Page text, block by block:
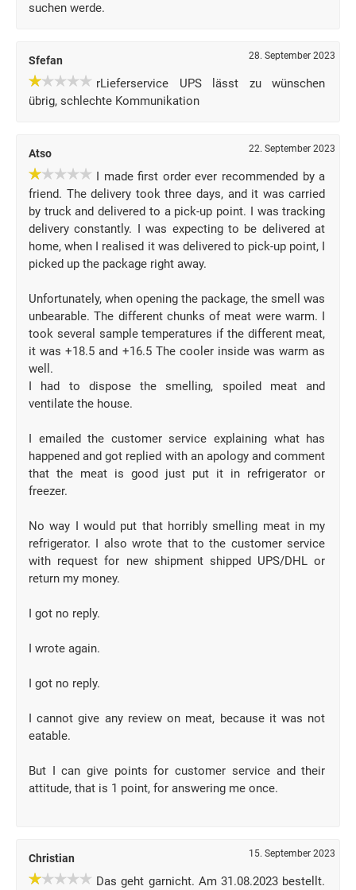
suchen werde.
Sfefan 28. September 2023
rLieferservice UPS lässt zu wünschen
übrig, schlechte Kommunikation
Atso 22. September 2023
I made first order ever recommended by a
friend. The delivery took three days, and it was carried
by truck and delivered to a pick-up point. I was tracking
delivery constantly. I was expecting to be delivered at
home, when I realised it was delivered to pick-up point, I
picked up the package right away.
Unfortunately, when opening the package, the smell was
unbearable. The different chunks of meat were warm. I
took several sample temperatures if the different meat,
it was +18.5 and +16.5 The cooler inside was warm as
well.
I had to dispose the smelling, spoiled meat and
ventilate the house.
I emailed the customer service explaining what has
happened and got replied with an apology and comment
that the meat is good just put it in refrigerator or
freezer.
No way I would put that horribly smelling meat in my
refrigerator. I also wrote that to the customer service
with request for new shipment shipped UPS/DHL or
return my money.
I got no reply.
I wrote again.
I got no reply.
I cannot give any review on meat, because it was not
eatable.
But I can give points for customer service and their
attitude, that is 1 point, for answering me once.
Christian 15. September 2023
Das geht garnicht. Am 31.08.2023 bestellt.